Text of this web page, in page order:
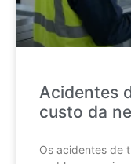
Acidentes
custo da
Os acidentes de